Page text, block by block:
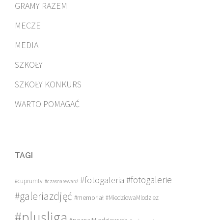
GRAMY RAZEM
MECZE
MEDIA
SZKOŁY
SZKOŁY KONKURS
WARTO POMAGAĆ
TAGI
#cuprumtv #czasnarewanż #fotogaleria #fotogalerie
#galeriazdjęć #memoriał #MiedziowaMlodziez